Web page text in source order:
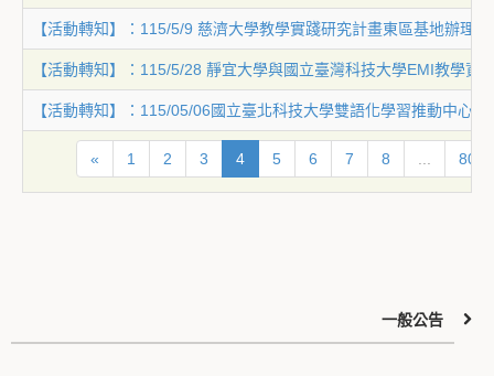
【活動轉知】：115/5/9 慈濟大學教學實踐研究計畫東區基地辦理
【活動轉知】：115/5/28 靜宜大學與國立臺灣科技大學EMI教學資
【活動轉知】：115/05/06國立臺北科技大學雙語化學習推動中心
« 1 2 3 4 5 6 7 8 80
一般公告